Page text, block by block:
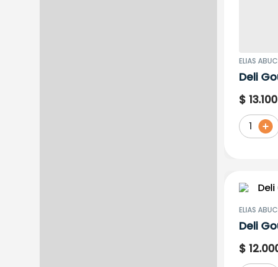
ELIAS
Deli
+ Mani
$ 13.100
1
ELIAS
Deli
200Gr
$ 12.